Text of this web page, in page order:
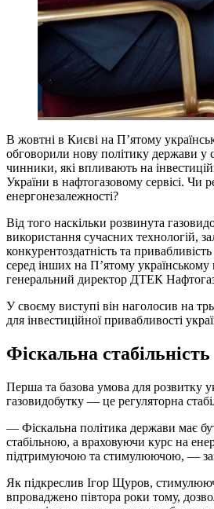
В жовтні в Києві на П’ятому
обговорили нову політику держави у
чинники, які впливають на
України в нафтогазовому сервісі. Чи
енергонезалежності?
Від того наскільки розвинута
використання сучасних технологій,
конкурентоздатність та
серед інших на П’ятому українському
генеральний директор ДТЕК
У своєму виступі він наголосив на
для інвестиційної привабливості
Фіскальна стабільність
Перша та базова умова для розвитку
газовидобутку — це регуляторна
— Фіскальна політика держави має
стабільною, а враховуючи курс на
підтримуючою та стимулюючою, —
Як підкреслив Ігор Щуров,
впроваджено півтора роки тому,